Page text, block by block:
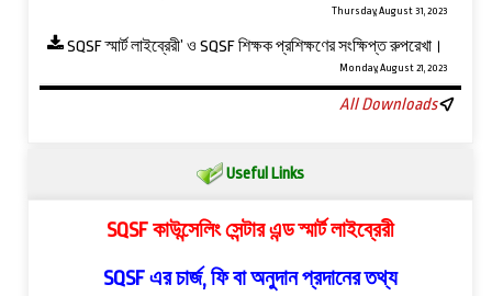
Thursday, August 31, 2023
SQSF স্মার্ট লাইব্রেরী’ ও ‍SQSF শিক্ষক প্রশিক্ষণের সংক্ষিপ্ত রুপরেখা।
Monday, August 21, 2023
All Downloads
Useful Links
SQSF কাউন্সেলিং সেন্টার এন্ড স্মার্ট লাইব্রেরী
SQSF এর চার্জ, ফি বা অনুদান প্রদানের তথ্য